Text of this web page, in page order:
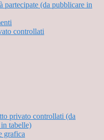
partecipate (da pubblicare in
controllati
privato controllati (da
tabelle)
grafica